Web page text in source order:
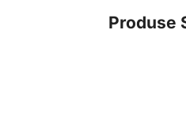
Produse